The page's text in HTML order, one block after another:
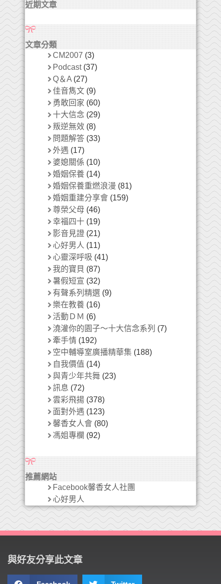
近期文章
文章分類
CM2007 (3)
Podcast(37)
Q＆A (27)
佳音雋文 (9)
勇敢回家 (60)
十大信念 (29)
叛逆無效 (8)
問題解答 (33)
外遇 (17)
婆媳關係 (10)
婚姻保養 (14)
婚姻保養重燃浪漫 (81)
婚姻重建分享會 (159)
尊榮父母 (46)
幸福四十 (19)
影音見證 (21)
心好男人 (11)
心靈深呼吸 (41)
我的寶貝 (87)
暑假短宣 (32)
有聲系列精選 (9)
樂在教養 (16)
活動ＤＭ (6)
澆灌你的園子～十大信念系列 (7)
牽手情 (192)
空中輔導室廣播精華集 (188)
自我價值 (14)
與青少年共舞 (23)
訊息 (72)
雲彩飛揚 (378)
面對外遇 (123)
馨香女人會 (80)
馮姐專欄 (92)
推薦網站
Facebook馨香女人社團
心好男人
與好友分享此文章